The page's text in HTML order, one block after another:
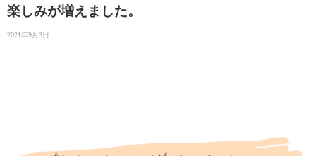
楽しみが増えました。
2021年9月3日